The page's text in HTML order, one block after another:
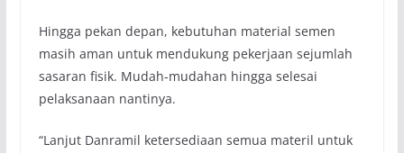
Hingga pekan depan, kebutuhan material semen
masih aman untuk mendukung pekerjaan sejumlah
sasaran fisik. Mudah-mudahan hingga selesai
pelaksanaan nantinya.
“Lanjut Danramil ketersediaan semua materil untuk